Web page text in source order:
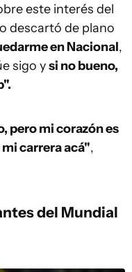
este interés del
descartó de plano
en Nacional,
sigo ysi no bueno,
pero mi corazón es
carrera acá",
del Mundial